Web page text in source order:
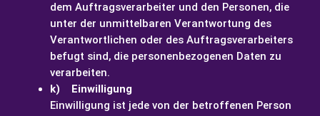
dem Auftragsverarbeiter und den Personen, die
unter der unmittelbaren Verantwortung des
Verantwortlichen oder des Auftragsverarbeiters
befugt sind, die personenbezogenen Daten zu
verarbeiten.
k) Einwilligung
Einwilligung ist jede von der betroffenen Person